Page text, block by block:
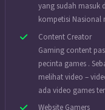
yang sudah masuk
kompetisi
Content Creator
Gaming content
pecinta games .
melihat video –
ada video games
Website Gamers